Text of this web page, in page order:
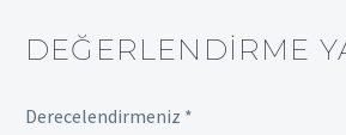
DEĞERLENDIRME
Derecelendirmeniz *